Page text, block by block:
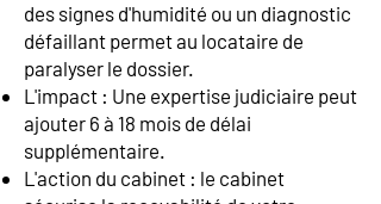
des signes d'humidité ou un diagnostic
défaillant permet au locataire de
paralyser le dossier.
L'impact : Une expertise judiciaire peut
ajouter 6 à 18 mois de délai
supplémentaire.
L'action du cabinet : le cabinet